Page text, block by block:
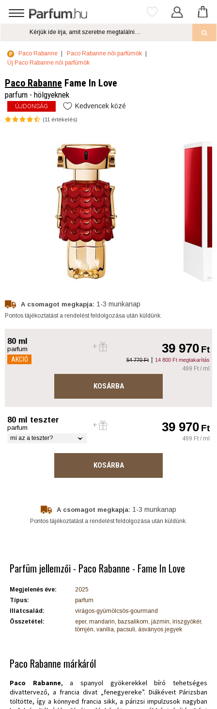
Paco Rabanne
Paco Rabanne női parfümök
Új Paco Rabanne női parfümök
Paco Rabanne Fame In Love
parfum - hölgyeknek
ÚJDONSÁG Kedvencek közé
(11 értékelés)
A csomagot megkapja: 1-3 munkanap
Pontos tájékoztatást a rendelést feldolgozása után küldünk.
80 ml
parfum
AKCIÓ 54 770 Ft | 14 800 Ft megtakarítás
39 970Ft
499 Ft / ml
KOSÁRBA
80 ml teszter
parfum
mi az a teszter?
39 970Ft
499 Ft / ml
KOSÁRBA
A csomagot megkapja: 1-3 munkanap
Pontos tájékoztatást a rendelést feldolgozása után küldünk.
Parfüm jellemzői - Paco Rabanne - Fame In Love
Megjelenés éve:
2025
Típus:
parfum
Illatcsalád:
virágos-gyümölcsös-gourmand
Összetétel:
eper, mandarin, bazsalikom, jázmin, íriszgyökér,
tömjén, vanília, pacsuli, ásványos jegyek
Paco Rabanne márkáról
Paco Rabanne, a spanyol gyökerekkel bíró tehetséges
divattervező, a francia divat „fenegyereke”. Diákéveit Párizsban
töltötte, így a könnyed francia sikk, a párizsi impulzusok nagyban